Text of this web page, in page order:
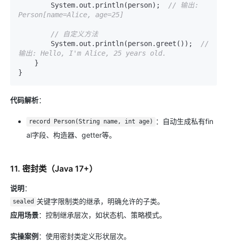
        System.out.println(person);
// 输出:
Person[name=Alice, age=25]
// 自定义方法
        System.out.println(person.greet());
//
输出: Hello, I'm Alice, 25 years old.
代码解析：
record Person(String name, int age)
：自动生成私有fin
al字段、构造器、getter等。
11. 密封类（Java 17+）
说明：
sealed 关键字限制类的继承，明确允许的子类。
应用场景：控制继承层次，如状态机、策略模式。
实操案例 ：使用密封类定义形状层次。